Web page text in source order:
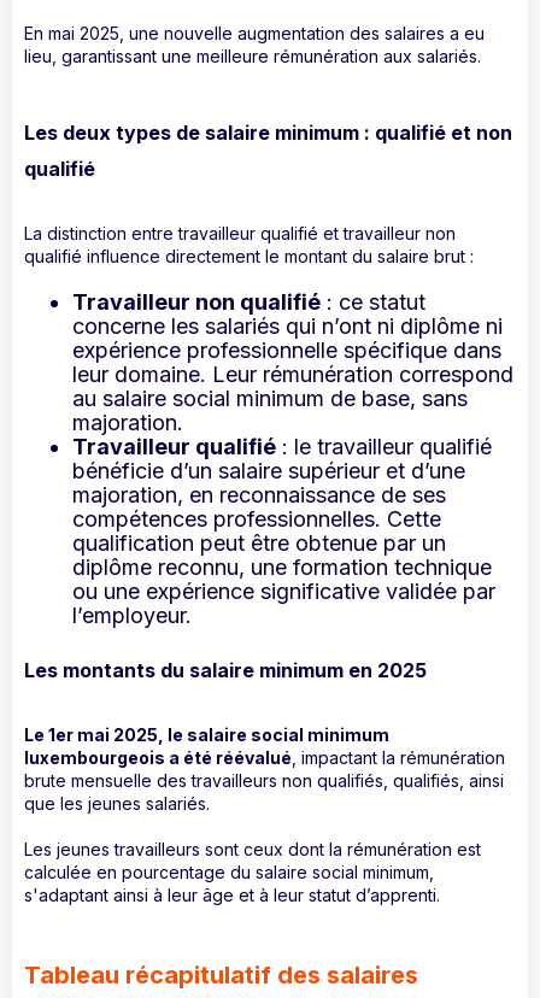
En mai 2025, une nouvelle augmentation des salaires a eu
lieu, garantissant une meilleure rémunération aux salariés.
Les deux types de salaire minimum : qualifié et non
qualifié
La distinction entre travailleur qualifié et travailleur non
qualifié influence directement le montant du salaire brut :
Travailleur non qualifié : ce statut
concerne les salariés qui n’ont ni diplôme ni
expérience professionnelle spécifique dans
leur domaine. Leur rémunération correspond
au salaire social minimum de base, sans
majoration.
Travailleur qualifié : le travailleur qualifié
bénéficie d’un salaire supérieur et d’une
majoration, en reconnaissance de ses
compétences professionnelles. Cette
qualification peut être obtenue par un
diplôme reconnu, une formation technique
ou une expérience significative validée par
l’employeur.
Les montants du salaire minimum en 2025
Le 1er mai 2025, le salaire social minimum
luxembourgeois a été réévalué, impactant la rémunération
brute mensuelle des travailleurs non qualifiés, qualifiés, ainsi
que les jeunes salariés.
Les jeunes travailleurs sont ceux dont la rémunération est
calculée en pourcentage du salaire social minimum,
s'adaptant ainsi à leur âge et à leur statut d’apprenti.
Tableau récapitulatif des salaires